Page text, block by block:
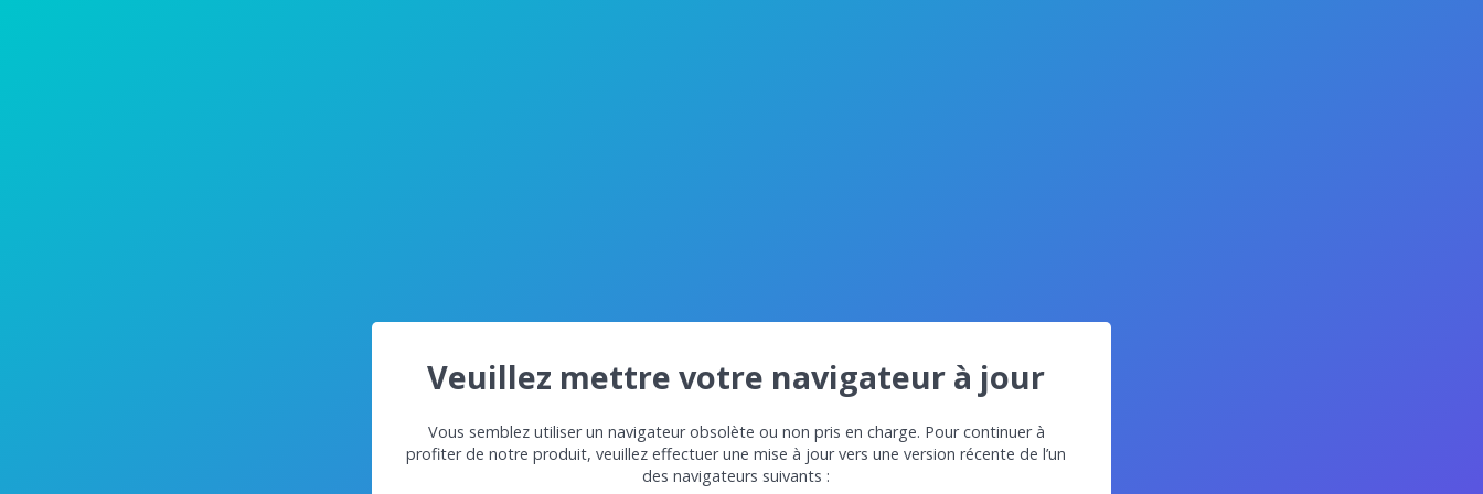
Veuillez mettre votre navigateur à jour
Vous semblez utiliser un navigateur obsolète ou non pris en charge. Pour continuer à
profiter de notre produit, veuillez effectuer une mise à jour vers une version récente de l’un
des navigateurs suivants :